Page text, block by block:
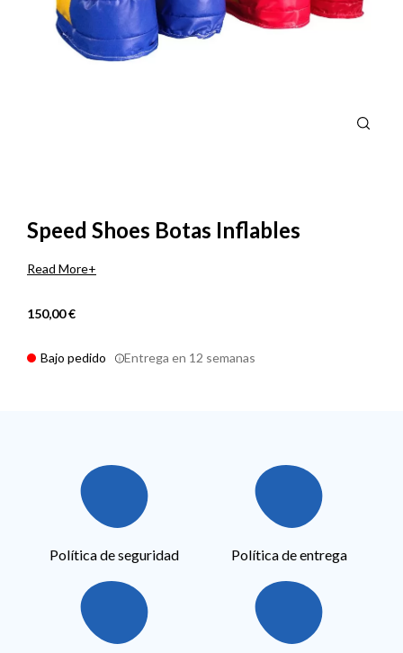
Speed Shoes Botas Inflables
Read More
150,00 €
Bajo pedido Entrega en 12 semanas
Política de seguridad Política de entrega